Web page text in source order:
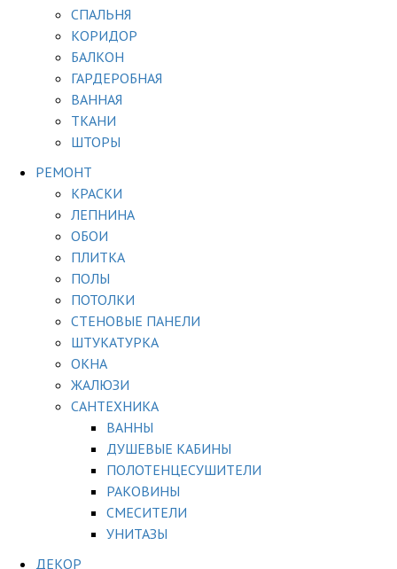
СПАЛЬНЯ
КОРИДОР
БАЛКОН
ГАРДЕРОБНАЯ
ВАННАЯ
ТКАНИ
ШТОРЫ
РЕМОНТ
КРАСКИ
ЛЕПНИНА
ОБОИ
ПЛИТКА
ПОЛЫ
ПОТОЛКИ
СТЕНОВЫЕ ПАНЕЛИ
ШТУКАТУРКА
ОКНА
ЖАЛЮЗИ
САНТЕХНИКА
ВАННЫ
ДУШЕВЫЕ КАБИНЫ
ПОЛОТЕНЦЕСУШИТЕЛИ
РАКОВИНЫ
СМЕСИТЕЛИ
УНИТАЗЫ
ДЕКОР